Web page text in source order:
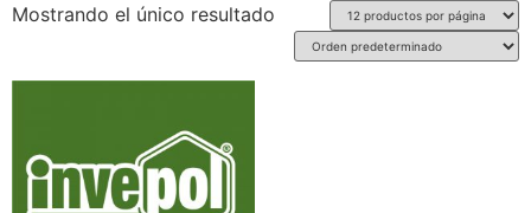
Mostrando el único resultado